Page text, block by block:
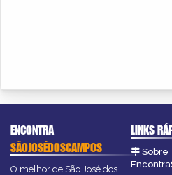
ENCONTRA
SÃOJOSÉDOSCAMPOS
O melhor de São José dos
LINKS
Sobre